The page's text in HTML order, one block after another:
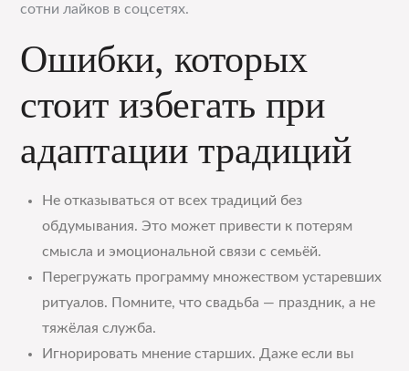
сотни лайков в соцсетях.
Ошибки, которых
стоит избегать при
адаптации традиций
Не отказываться от всех традиций без
обдумывания. Это может привести к потерям
смысла и эмоциональной связи с семьёй.
Перегружать программу множеством устаревших
ритуалов. Помните, что свадьба — праздник, а не
тяжёлая служба.
Игнорировать мнение старших. Даже если вы